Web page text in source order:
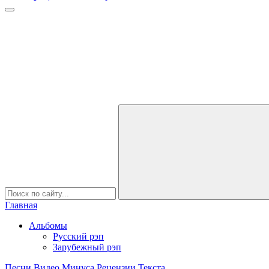
Главная
Альбомы
Русский рэп
Зарубежный рэп